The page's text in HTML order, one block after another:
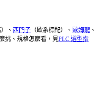
、 西門子 （歐系標配）、 歐姆龍 、
挑、規格怎麼看，見PLC 選型指